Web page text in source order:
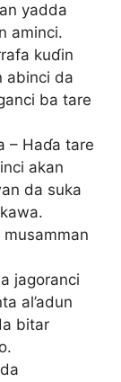
yadda
aminci.
kuɗin
abinci da
ba tare
– Haɗa tare
akan
da suka
jagoranci
al’adun
bitar